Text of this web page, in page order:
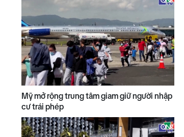
Mỹ mở rộng trung tâm giam giữ người nhập
cư trái phép